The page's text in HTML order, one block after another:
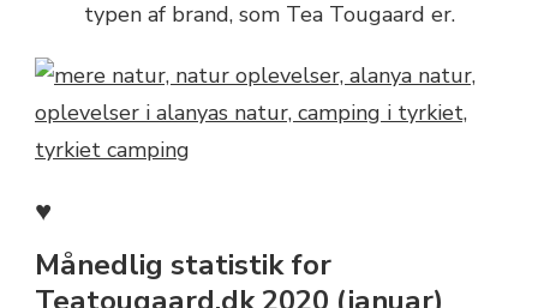
typen af brand, som Tea Tougaard er.
♥
Månedlig statistik for